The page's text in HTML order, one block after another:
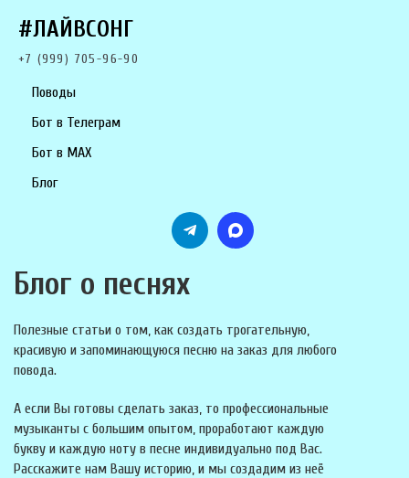
#ЛАЙВСОНГ
+7 (999) 705-96-90
Поводы
Бот в Телеграм
Бот в MAX
Блог
Блог о песнях
Полезные статьи о том, как создать трогательную,
красивую и запоминающуюся песню на заказ для любого
повода.
А если Вы готовы сделать заказ, то профессиональные
музыканты с большим опытом, проработают каждую
букву и каждую ноту в песне индивидуально под Вас.
Расскажите нам Вашу историю, и мы создадим из неё